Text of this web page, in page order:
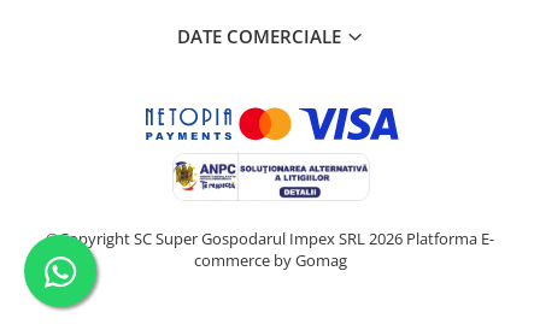
DATE COMERCIALE
©Copyright SC Super Gospodarul Impex SRL 2026 Platforma E-
commerce by Gomag